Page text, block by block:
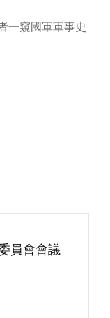
一窺國軍軍事史
員會會議